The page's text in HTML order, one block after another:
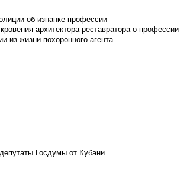
об изнанке профессии
архитектора-реставратора о профессии
из жизни похоронного агента
Госдумы от Кубани